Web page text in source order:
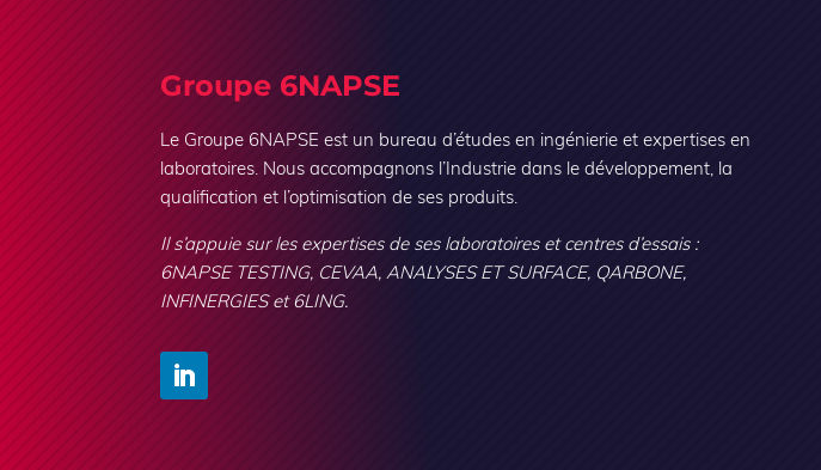
Groupe 6NAPSE
Le Groupe 6NAPSE est un bureau d’études en ingénierie et expertises en
laboratoires. Nous accompagnons l’Industrie dans le développement, la
qualification et l’optimisation de ses produits.
Il s’appuie sur les expertises de ses laboratoires et centres d’essais :
6NAPSE TESTING, CEVAA, ANALYSES ET SURFACE, QARBONE,
INFINERGIES et 6LING.